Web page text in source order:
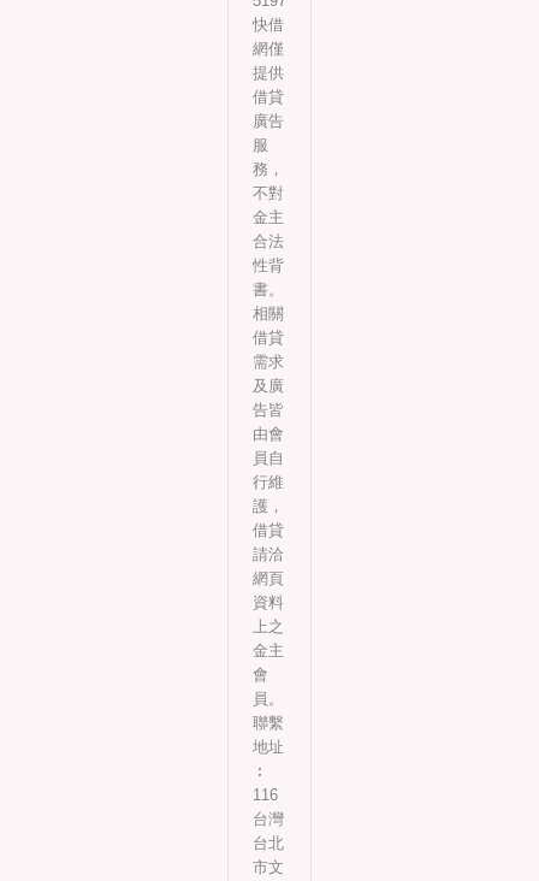
快借
網僅
提供
借貸
廣告
服
務，
不對
金主
合法
性背
書。
相關
借貸
需求
及廣
告皆
由會
員自
行維
護，
借貸
請洽
網頁
資料
上之
金主
會
員。
聯繫
地址
︰
116
台灣
台北
市文